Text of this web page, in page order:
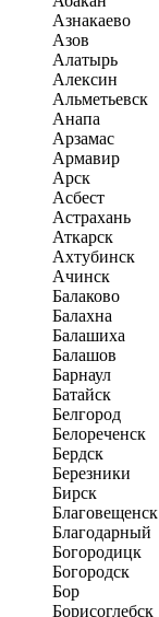
Азнакаево
Азов
Алатырь
Алексин
Альметьевск
Анапа
Арзамас
Армавир
Арск
Асбест
Астрахань
Аткарск
Ахтубинск
Ачинск
Балаково
Балахна
Балашиха
Балашов
Барнаул
Батайск
Белгород
Белореченск
Бердск
Березники
Бирск
Благовещенск
Благодарный
Богородицк
Богородск
Бор
Борисоглебск